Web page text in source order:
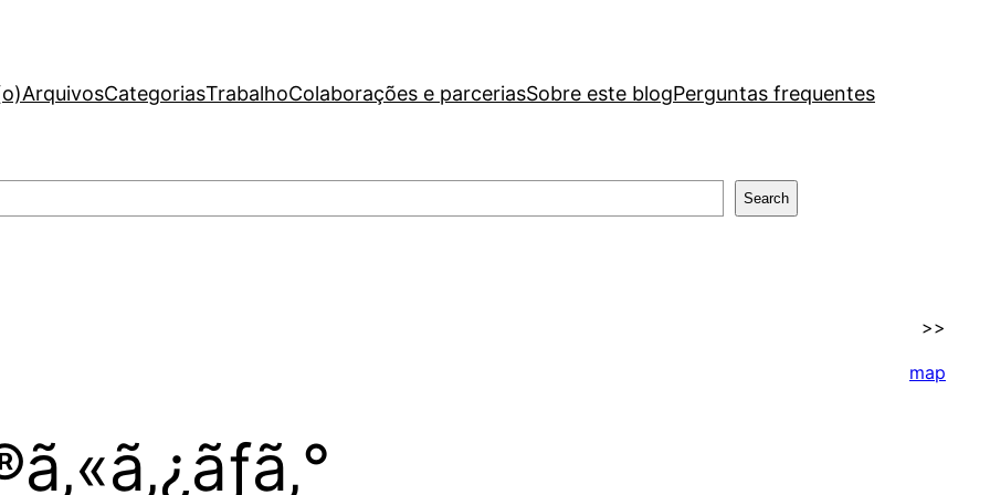
ArquivosCategoriasTrabalhoColaborações e parceriasSobre este blogPerguntas frequentes
Search
>>
map